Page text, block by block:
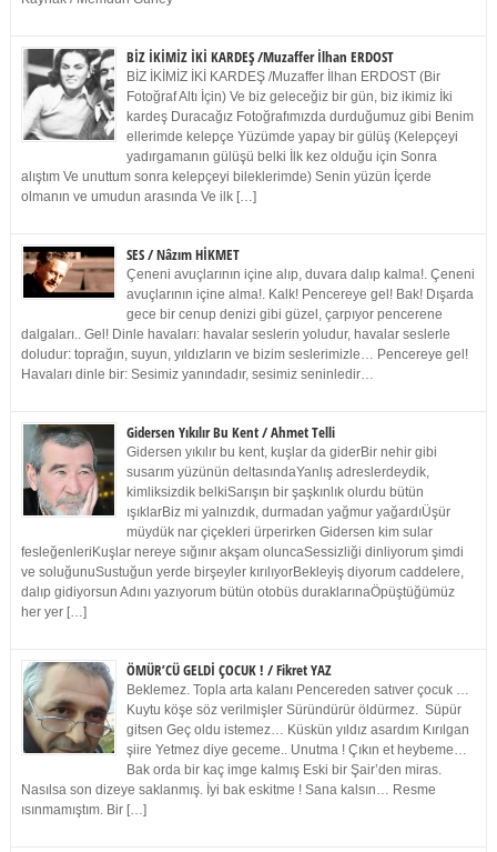
BİZ İKİMİZ İKİ KARDEŞ /Muzaffer İlhan ERDOST
BİZ İKİMİZ İKİ KARDEŞ /Muzaffer İlhan ERDOST (Bir
Fotoğraf Altı İçin) Ve biz geleceğiz bir gün, biz ikimiz İki
kardeş Duracağız Fotoğrafımızda durduğumuz gibi Benim
ellerimde kelepçe Yüzümde yapay bir gülüş (Kelepçeyi
yadırgamanın gülüşü belki İlk kez olduğu için Sonra
alıştım Ve unuttum sonra kelepçeyi bileklerimde) Senin yüzün İçerde
olmanın ve umudun arasında Ve ilk […]
SES / Nâzım HİKMET
Çeneni avuçlarının içine alıp, duvara dalıp kalma!. Çeneni
avuçlarının içine alma!. Kalk! Pencereye gel! Bak! Dışarda
gece bir cenup denizi gibi güzel, çarpıyor pencerene
dalgaları.. Gel! Dinle havaları: havalar seslerin yoludur, havalar seslerle
doludur: toprağın, suyun, yıldızların ve bizim seslerimizle… Pencereye gel!
Havaları dinle bir: Sesimiz yanındadır, sesimiz seninledir…
Gidersen Yıkılır Bu Kent / Ahmet Telli
Gidersen yıkılır bu kent, kuşlar da giderBir nehir gibi
susarım yüzünün deltasındaYanlış adreslerdeydik,
kimliksizdik belkiSarışın bir şaşkınlık olurdu bütün
ışıklarBiz mi yalnızdık, durmadan yağmur yağardıÜşür
müydük nar çiçekleri ürperirken Gidersen kim sular
fesleğenleriKuşlar nereye sığınır akşam oluncaSessizliği dinliyorum şimdi
ve soluğunuSustuğun yerde birşeyler kırılıyorBekleyiş diyorum caddelere,
dalıp gidiyorsun Adını yazıyorum bütün otobüs duraklarınaÖpüştüğümüz
her yer […]
ÖMÜR’CÜ GELDİ ÇOCUK ! / Fikret YAZ
Beklemez. Topla arta kalanı Pencereden satıver çocuk …
Kuytu köşe söz verilmişler Süründürür öldürmez. Süpür
gitsen Geç oldu istemez… Küskün yıldız asardım Kırılgan
şiire Yetmez diye geceme.. Unutma ! Çıkın et heybeme…
Bak orda bir kaç imge kalmış Eski bir Şair’den miras.
Nasılsa son dizeye saklanmış. İyi bak eskitme ! Sana kalsın… Resme
ısınmamıştım. Bir […]